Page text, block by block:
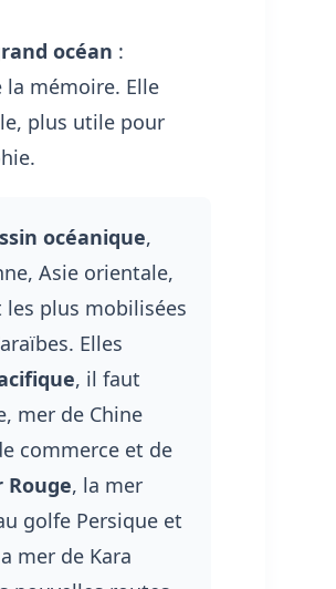
océan :
la mémoire. Elle
plus utile pour
océanique,
Asie orientale,
les plus mobilisées
Elles
, il faut
mer de Chine
commerce et de
Rouge, la mer
golfe Persique et
mer de Kara